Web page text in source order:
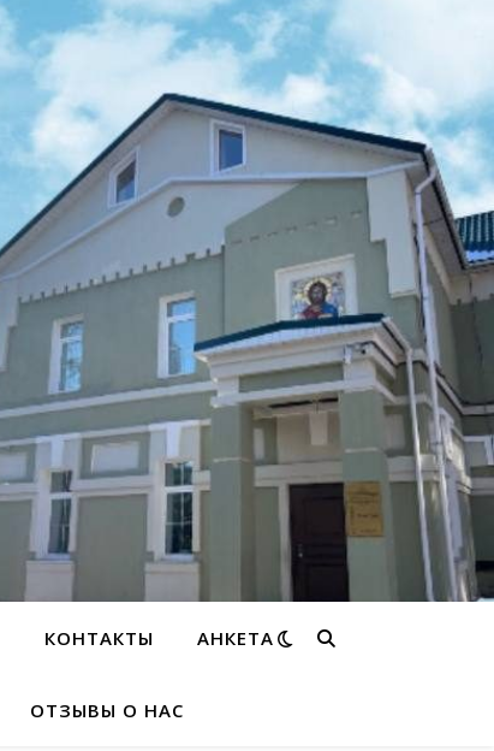
КОНТАКТЫ АНКЕТА
ОТЗЫВЫ О НАС